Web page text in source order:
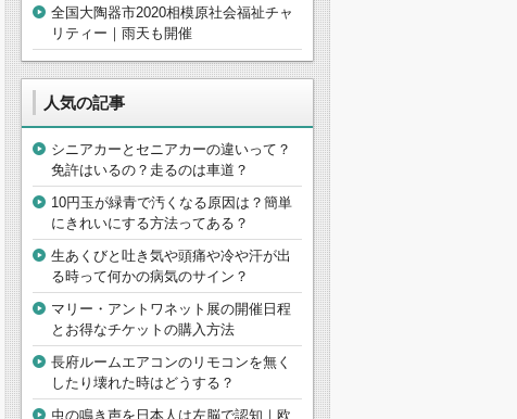
全国大陶器市2020相模原社会福祉チャ
リティー｜雨天も開催
人気の記事
シニアカーとセニアカーの違いって？
免許はいるの？走るのは車道？
10円玉が緑青で汚くなる原因は？簡単
にきれいにする方法ってある？
生あくびと吐き気や頭痛や冷や汗が出
る時って何かの病気のサイン？
マリー・アントワネット展の開催日程
とお得なチケットの購入方法
長府ルームエアコンのリモコンを無く
したり壊れた時はどうする？
虫の鳴き声を日本人は左脳で認知｜欧